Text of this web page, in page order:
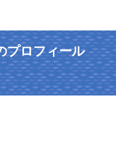
プロフィール